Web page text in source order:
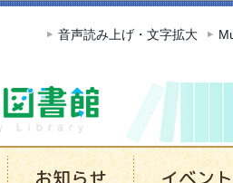
この
音声読み上げ・文字拡大